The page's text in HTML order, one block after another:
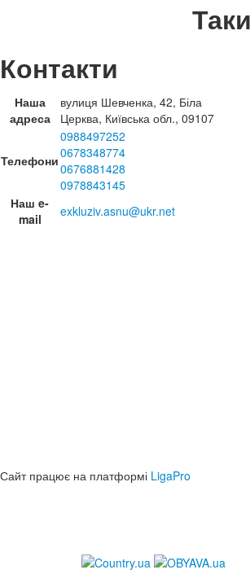
Контакти
Наша
адреса
вулиця Шевченка, 42, Біла
Церква, Київська обл., 09107
Телефони
0988497252
0678348774
0676881428
0978843145
Наш e-
mail
exkluziv.asnu@ukr.net
Сайт працює на платформі LigaPro